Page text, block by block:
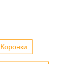
Коронки